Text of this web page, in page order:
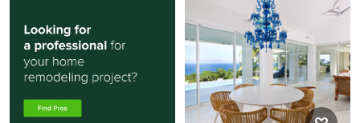
Offenes Maritimes
Wohnzimmer mit beiger
Wandfarbe, hellem
Holzboden, Tunnelkamin,
verputzter Kaminumrandung,
TV-Wand und beigem Boden
in Sonstige